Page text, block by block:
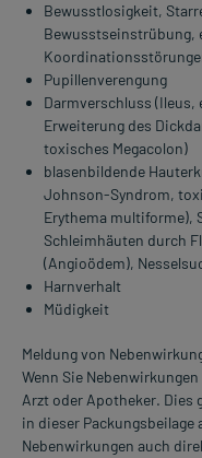
Bewusstlosigkeit,
Bewusstseinstrübung,
Pupillenverengung
Darmverschluss
Erweiterung des
toxisches Megacolon)
blasenbildende
Johnson-Syndrom,
Erythema multiforme),
Schleimhäuten durch
(Angioödem),
Harnverhalt
Müdigkeit
Meldung von
Wenn Sie
Arzt oder Apotheker.
in dieser Packungsbeilage
Nebenwirkungen auch